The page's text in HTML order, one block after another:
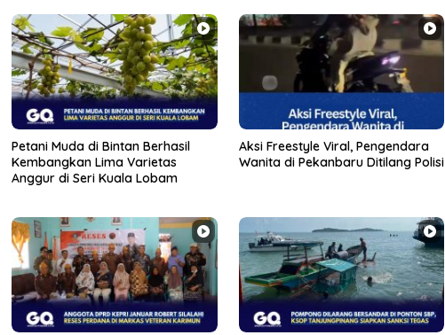
Petani Muda di Bintan Berhasil
Kembangkan Lima Varietas
Anggur di Seri Kuala Lobam
Aksi Freestyle Viral, Pengendara
Wanita di Pekanbaru Ditilang Polisi